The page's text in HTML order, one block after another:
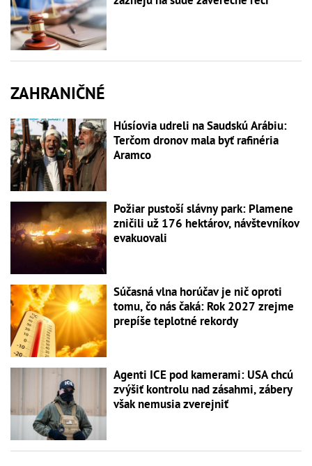
ZAHRANIČNÉ
Húsíovia udreli na Saudskú Arábiu:
Terčom dronov mala byť rafinéria
Aramco
Požiar pustoší slávny park: Plamene
zničili už 176 hektárov, návštevníkov
evakuovali
Súčasná vlna horúčav je nič oproti
tomu, čo nás čaká: Rok 2027 zrejme
prepíše teplotné rekordy
Agenti ICE pod kamerami: USA chcú
zvýšiť kontrolu nad zásahmi, zábery
však nemusia zverejniť